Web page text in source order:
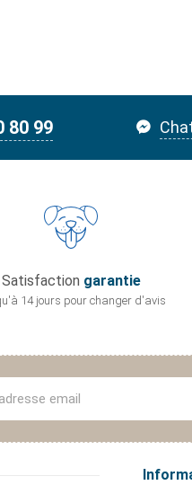
80 99
Satisfaction garantie
14 jours pourchanger d'avis